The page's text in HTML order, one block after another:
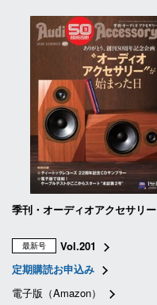
季刊・オーディオアクセサリー
最新号
Vol.201
定期購読お申込み
電子版（Amazon）